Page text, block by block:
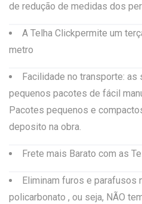
de redução de medidas dos
A Telha Clickpermite um
metro
Facilidade no transporte:
pequenos pacotes de fácil
Pacotes pequenos e
deposito na obra.
Frete mais Barato com as
Eliminam furos e parafusos
policarbonato , ou seja, NÃO